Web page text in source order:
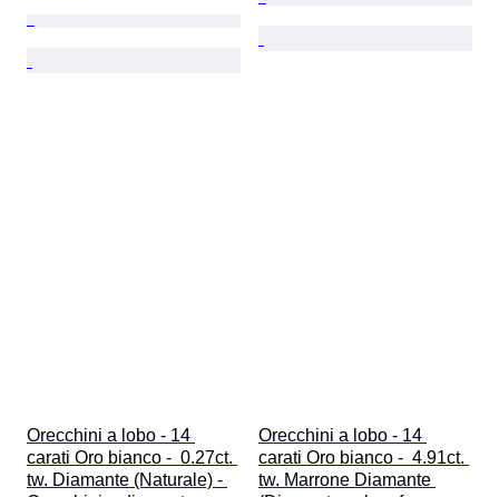
Orecchini a lobo - 14
carati Oro bianco -  0.27ct.
tw. Diamante (Naturale) -
Orecchini a lobo - 14
carati Oro bianco -  4.91ct.
tw. Marrone Diamante